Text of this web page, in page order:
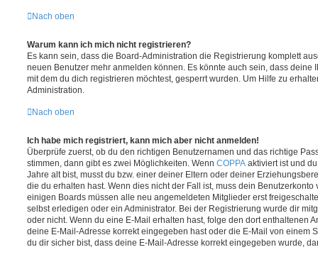
Nach oben
Warum kann ich mich nicht registrieren?
Es kann sein, dass die Board-Administration die Registrierung komplett
neuen Benutzer mehr anmelden können. Es könnte auch sein, dass deine
mit dem du dich registrieren möchtest, gesperrt wurden. Um Hilfe zu
Administration.
Nach oben
Ich habe mich registriert, kann mich aber nicht anmelden!
Überprüfe zuerst, ob du den richtigen Benutzernamen und das richtige
stimmen, dann gibt es zwei Möglichkeiten. Wenn COPPA aktiviert ist und
Jahre alt bist, musst du bzw. einer deiner Eltern oder deiner
die du erhalten hast. Wenn dies nicht der Fall ist, muss dein
einigen Boards müssen alle neu angemeldeten Mitglieder erst
selbst erledigen oder ein Administrator. Bei der Registrierung wurde dir
oder nicht. Wenn du eine E-Mail erhalten hast, folge den dort enthaltenen
deine E-Mail-Adresse korrekt eingegeben hast oder die E-Mail von einem
du dir sicher bist, dass deine E-Mail-Adresse korrekt eingegeben wurde,